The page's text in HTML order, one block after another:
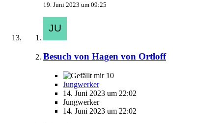
19. Juni 2023 um 09:25
Besuch von Hagen von Ortloff
10
Jungwerker
14. Juni 2023 um 22:02
Jungwerker
14. Juni 2023 um 22:02